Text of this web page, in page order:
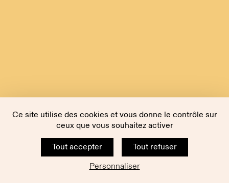
Ce site utilise des cookies et vous donne le contrôle sur
ceux que vous souhaitez activer
Tout accepter
Tout refuser
Personnaliser